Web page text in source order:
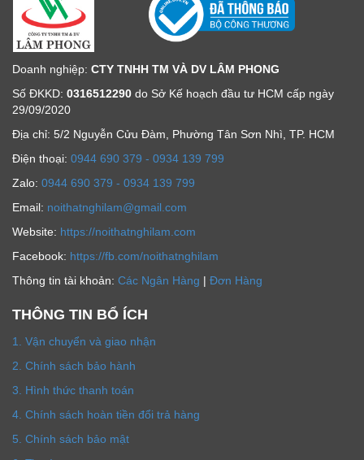
Doanh nghiệp: CTY TNHH TM VÀ DV LÂM PHONG
Số ĐKKD: 0316512290 do Sở Kế hoạch đầu tư HCM cấp ngày
29/09/2020
Địa chỉ: 5/2 Nguyễn Cửu Đàm, Phường Tân Sơn Nhì, TP. HCM
Ðiện thoại: 0944 690 379 - 0934 139 799
Zalo: 0944 690 379 - 0934 139 799
Email: noithatnghilam@gmail.com
Website: https://noithatnghilam.com
Facebook: https://fb.com/noithatnghilam
Thông tin tài khoản: Các Ngân Hàng | Đơn Hàng
THÔNG TIN BỔ ÍCH
1. Vận chuyển và giao nhận
2. Chính sách bảo hành
3. Hình thức thanh toán
4. Chính sách hoàn tiền đổi trả hàng
5. Chính sách bảo mật